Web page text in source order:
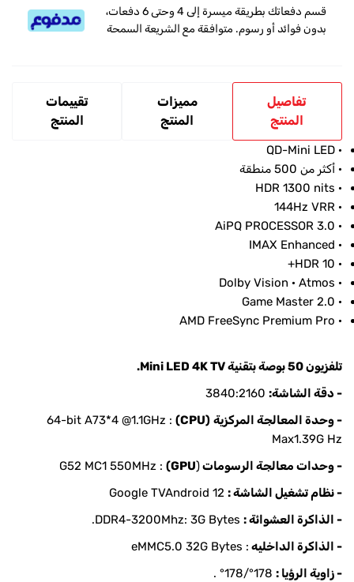
قسم دفعاتك بطريقة ميسرة إلى 4 وحتى 6 دفعات،
بدون فوائد أو رسوم. متوافقة مع الشريعة السمحة
تفاصيل
المنتج
مميزات
المنتج
تقييمات
المنتج
· QD-Mini LED
· أكثر من 500 منطقة
· HDR 1300 nits
· 144Hz VRR
· AiPQ PROCESSOR 3.0
· IMAX Enhanced
· HDR 10+
· Dolby Vision · Atmos
· Game Master 2.0
· AMD FreeSync Premium Pro
تلفزيون 50 بوصة بتقنية Mini LED 4K TV.
- دقة الشاشة:
- وحدة المعالجة المركزية (CPU)
: 64-bit A73*4 @1.1GHz
Max1.39G Hz
- وحدات معالجة الرسومات(
GPU)
: G52 MC1 550MHz
- نظام تشغيل الشاشة :
- الذاكرة العشوائة :
- الذاكرة الداخليه : eMMC5.0 32G Bytes
- زاوية الرؤيا :